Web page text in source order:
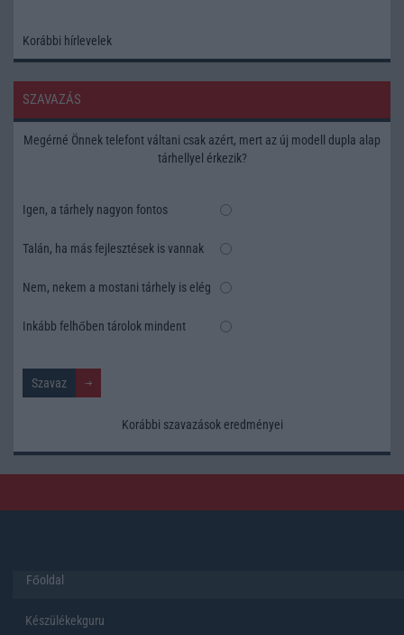
Korábbi hírlevelek
SZAVAZÁS
Megérné Önnek telefont váltani csak azért, mert az új modell dupla alap
tárhellyel érkezik?
Igen, a tárhely nagyon fontos
Talán, ha más fejlesztések is vannak
Nem, nekem a mostani tárhely is elég
Inkább felhőben tárolok mindent
Korábbi szavazások eredményei
Főoldal
Készülékekguru